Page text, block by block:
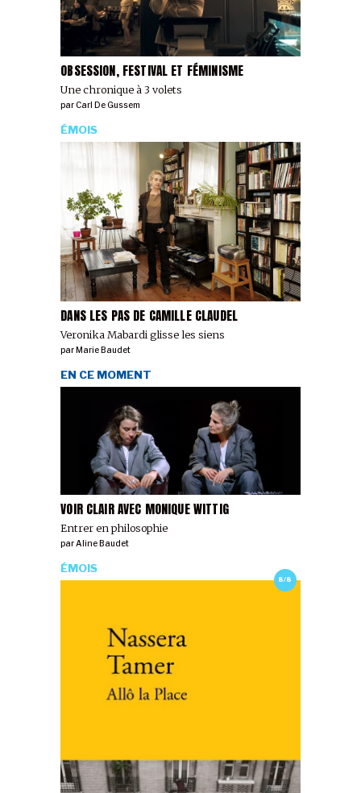
OBSESSION, FESTIVAL ET FÉMINISME
Une chronique à 3 volets
parCarl De Gussem
DANS LES PAS DE CAMILLE CLAUDEL
Veronika Mabardi glisse les siens
ÉMOIS
par Marie Baudet
VOIR CLAIR AVEC MONIQUE WITTIG
Entrer en philosophie
EN CE MOMENT
parAline Baudet
8/8
ÉMOIS